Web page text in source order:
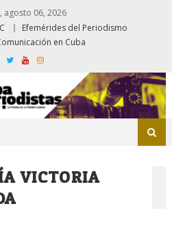
agosto 06, 2026
Efemérides del Periodismo
en Cuba
VICTORIA